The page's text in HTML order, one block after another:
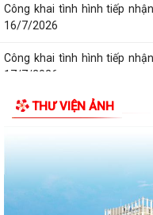
Công khai tình hình tiếp
16/7/2026
Công khai tình hình tiếp
17/7/2026
Công khai tình hình tiếp
14/7/2026
Công khai tình hình tiếp
THƯ VIỆN ẢNH